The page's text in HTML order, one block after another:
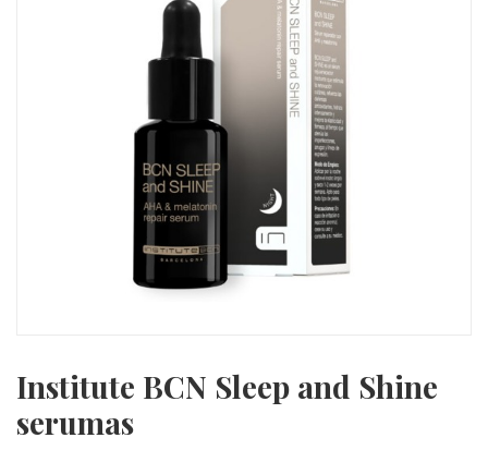
GOLD COLLAGEN plaukų grožiui
GOLD COLLAGEN sąnariams, sportui
GOLD COLLAGEN kosmetika
GOLD COLLAGEN serumai
GOLD COLLAGEN tabletės
INSTITUTE BCN kremai
INSTITUTE BCN prebiotics kremai
INSTITUTE BCN serumai
Institute BCN Sleep and Shine
serumas